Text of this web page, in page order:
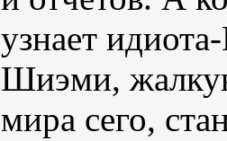
узнает
Шиэми,
мира сего,